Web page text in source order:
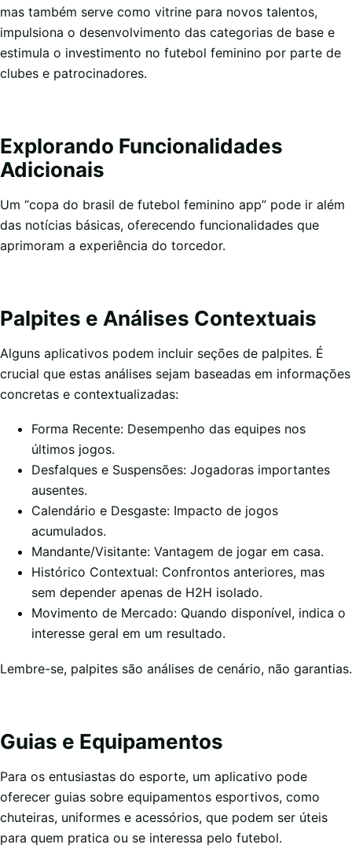
mas também serve como vitrine para novos talentos,
impulsiona o desenvolvimento das categorias de base e
estimula o investimento no futebol feminino por parte de
clubes e patrocinadores.
Explorando Funcionalidades
Adicionais
Um “copa do brasil de futebol feminino app” pode ir além
das notícias básicas, oferecendo funcionalidades que
aprimoram a experiência do torcedor.
Palpites e Análises Contextuais
Alguns aplicativos podem incluir seções de palpites. É
crucial que estas análises sejam baseadas em informações
concretas e contextualizadas:
Forma Recente: Desempenho das equipes nos
últimos jogos.
Desfalques e Suspensões: Jogadoras importantes
ausentes.
Calendário e Desgaste: Impacto de jogos
acumulados.
Mandante/Visitante: Vantagem de jogar em casa.
Histórico Contextual: Confrontos anteriores, mas
sem depender apenas de H2H isolado.
Movimento de Mercado: Quando disponível, indica o
interesse geral em um resultado.
Lembre-se, palpites são análises de cenário, não garantias.
Guias e Equipamentos
Para os entusiastas do esporte, um aplicativo pode
oferecer guias sobre equipamentos esportivos, como
chuteiras, uniformes e acessórios, que podem ser úteis
para quem pratica ou se interessa pelo futebol.